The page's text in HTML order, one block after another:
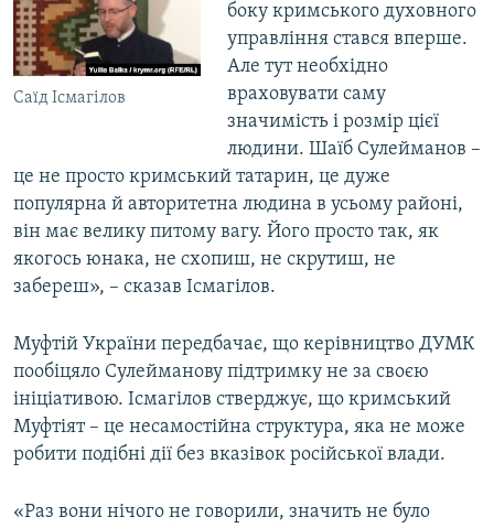
Саїд Ісмагілов
боку кримського духовного
управління стався вперше.
Але тут необхідно
враховувати саму
значимість і розмір цієї
людини. Шаїб Сулейманов –
це не просто кримський татарин, це дуже
популярна й авторитетна людина в усьому районі,
він має велику питому вагу. Його просто так, як
якогось юнака, не схопиш, не скрутиш, не
забереш», – сказав Ісмагілов.
Муфтій України передбачає, що керівництво ДУМК
пообіцяло Сулейманову підтримку не за своєю
ініціативою. Ісмагілов стверджує, що кримський
Муфтіят – це несамостійна структура, яка не може
робити подібні дії без вказівок російської влади.
«Раз вони нічого не говорили, значить не було